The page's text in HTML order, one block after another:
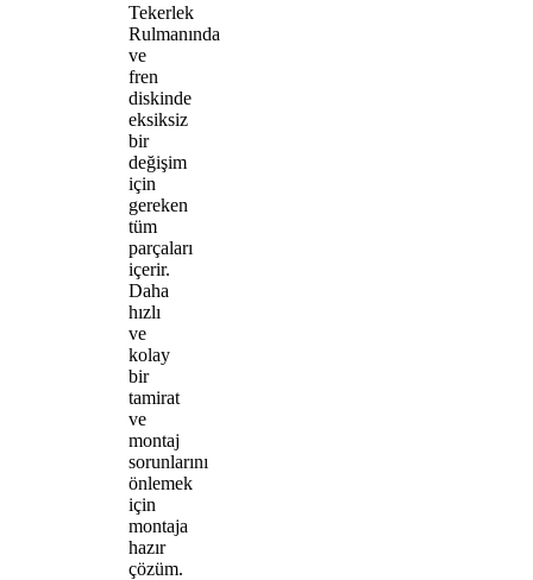
Tekerlek
Rulmanında
ve
fren
diskinde
eksiksiz
bir
değişim
için
gereken
tüm
parçaları
içerir.
Daha
hızlı
ve
kolay
bir
tamirat
ve
montaj
sorunlarını
önlemek
için
montaja
hazır
çözüm.